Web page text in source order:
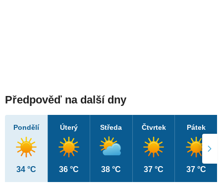
Předpověď na další dny
Pondělí
34 °C
Úterý
36 °C
Středa
38 °C
Čtvrtek
37 °C
Pátek
37 °C